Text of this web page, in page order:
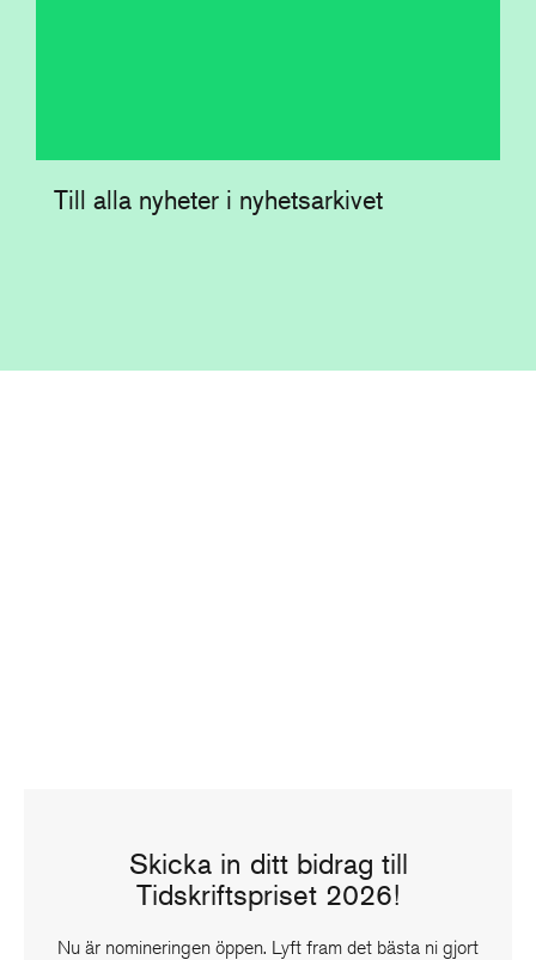
Till alla nyheter i nyhetsarkivet
Skicka in ditt bidrag till
Tidskriftspriset 2026!
Nu är nomineringen öppen. Lyft fram det bästa ni gjort